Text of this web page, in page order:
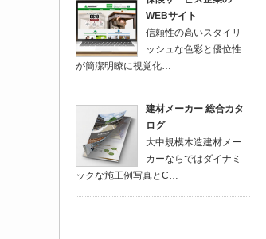
WEBサイト
信頼性の高いスタイリ
ッシュな色彩と優位性
が簡潔明瞭に視覚化…
建材メーカー 総合カタ
ログ
大中規模木造建材メー
カーならではダイナミ
ックな施工例写真とC…